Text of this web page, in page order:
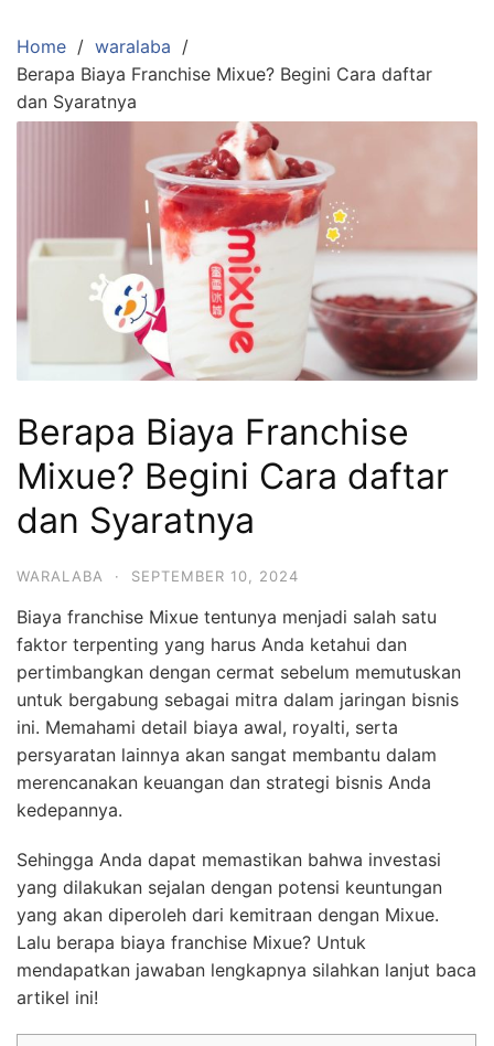
content
Home
waralaba
Berapa Biaya Franchise Mixue? Begini Cara daftar
dan Syaratnya
Berapa Biaya Franchise
Mixue? Begini Cara daftar
dan Syaratnya
WARALABA · SEPTEMBER 10, 2024
Biaya franchise Mixue tentunya menjadi salah satu
faktor terpenting yang harus Anda ketahui dan
pertimbangkan dengan cermat sebelum memutuskan
untuk bergabung sebagai mitra dalam jaringan bisnis
ini. Memahami detail biaya awal, royalti, serta
persyaratan lainnya akan sangat membantu dalam
merencanakan keuangan dan strategi bisnis Anda
kedepannya.
Sehingga Anda dapat memastikan bahwa investasi
yang dilakukan sejalan dengan potensi keuntungan
yang akan diperoleh dari kemitraan dengan Mixue.
Lalu berapa biaya franchise Mixue? Untuk
mendapatkan jawaban lengkapnya silahkan lanjut baca
artikel ini!